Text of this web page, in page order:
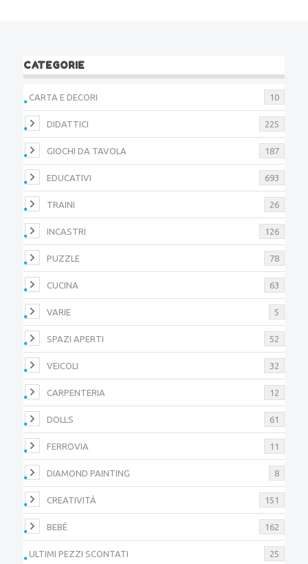
CATEGORIE
CARTA E DECORI 10
DIDATTICI 225
GIOCHI DA TAVOLA 187
EDUCATIVI 693
TRAINI 26
INCASTRI 126
PUZZLE 78
CUCINA 63
VARIE 5
SPAZI APERTI 52
VEICOLI 32
CARPENTERIA 12
DOLLS 61
FERROVIA 11
DIAMOND PAINTING 8
CREATIVITÀ 151
BEBÈ 162
ULTIMI PEZZI SCONTATI 25